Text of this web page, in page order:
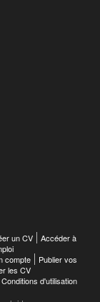
un CV
Accéder à
compte
Publier vos
les CV
Conditions d'utilisation